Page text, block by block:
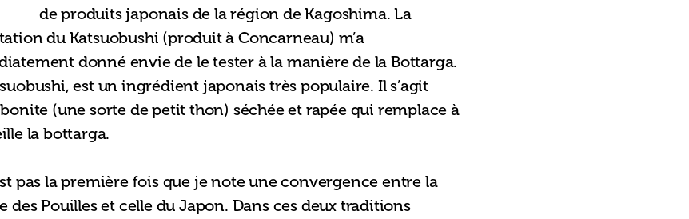
de produits japonais de la région de Kagoshima. La
du Katsuobushi (produit à Concarneau) m’a
donné envie de le tester à la manière de la Bottarga.
est un ingrédient japonais très populaire. Il s’agit
bonite (une sorte de petit thon) séchée et rapée qui remplace à
la bottarga.
pas la première fois que je note une convergence entre la
des Pouilles et celle du Japon. Dans ces deux traditions